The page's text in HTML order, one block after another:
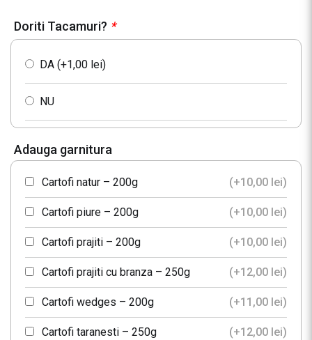
Doriti Tacamuri? *
DA (+1,00 lei)
NU
Adauga garnitura
Cartofi natur – 200g (+10,00 lei)
Cartofi piure – 200g (+10,00 lei)
Cartofi prajiti – 200g (+10,00 lei)
Cartofi prajiti cu branza – 250g (+12,00 lei)
Cartofi wedges – 200g (+11,00 lei)
Cartofi taranesti – 250g (+12,00 lei)